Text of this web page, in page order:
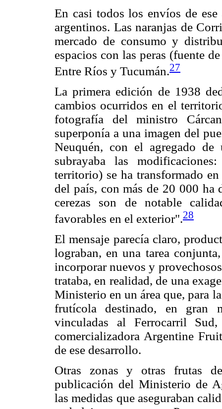
En casi todos los envíos de
argentinos. Las naranjas de
mercado de consumo y
espacios con las peras (fuente
Entre Ríos y Tucumán.27
La primera edición de 1938
cambios ocurridos en el
fotografía del ministro
superponía a una imagen del
Neuquén, con el agregado
subrayaba las
territorio) se ha transformado
del país, con más de 20 000 ha
cerezas son de notable
favorables en el exterior".28
El mensaje parecía claro,
lograban, en una tarea
incorporar nuevos y
trataba, en realidad, de una
Ministerio en un área que, para
frutícola destinado, en gran
vinculadas al Ferrocarril
comercializadora Argentine
de ese desarrollo.
Otras zonas y otras frutas
publicación del Ministerio de
las medidas que aseguraban